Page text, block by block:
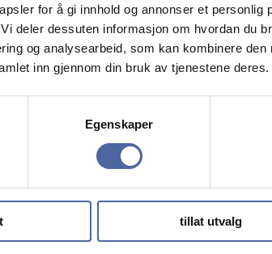
for å gi innhold og annonser et
deler dessuten informasjon om hvordan du
og analysearbeid, som kan kombinere
inn gjennom din bruk av tjenestene deres.
Egenskaper
tillat utvalg